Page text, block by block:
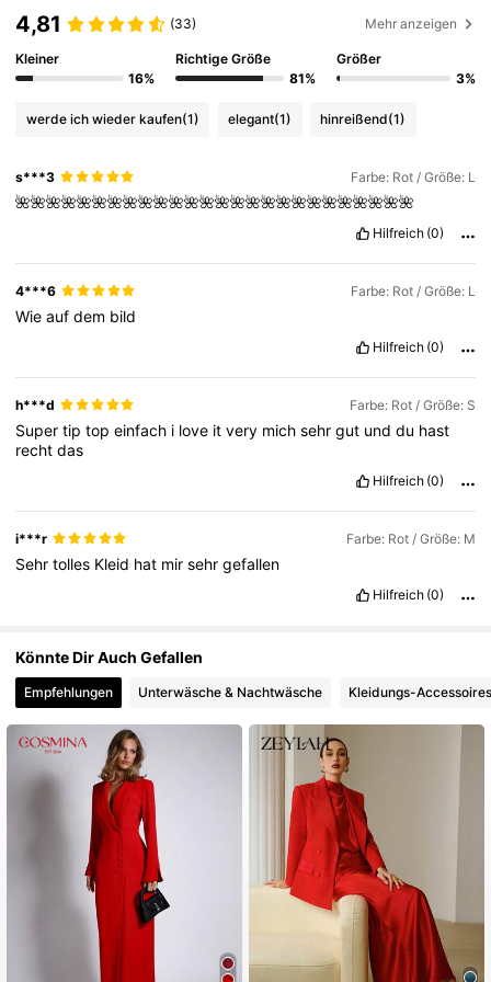
4,77 434K Follower
434K Follower
4,77 434K Follower
4,81 (33) Mehr anzeigen
Kleiner
16%
Richtige Größe
81%
Größer
3%
werde ich wieder kaufen(1) elegant(1) hinreißend(1)
s***3 Farbe: Rot / Größe: L
🌺🌺🌺🌺🌺🌺🌺🌺🌺🌺🌺🌺🌺🌺🌺🌺🌺🌺🌺🌺🌺🌺🌺🌺🌺🌺
Hilfreich (0)
4***6 Farbe: Rot / Größe: L
Wieaufdem bild
Hilfreich (0)
h***d Farbe: Rot / Größe: S
Supertiptopeinfach i love itvery michsehrgut unddu hast
rechtdas
Hilfreich (0)
i***r Farbe: Rot / Größe: M
Sehrtolles Kleid hat mirsehrgefallen
Hilfreich (0)
Könnte Dir Auch Gefallen
Empfehlungen Unterwäsche & Nachtwäsche Kleidungs-Accessoires